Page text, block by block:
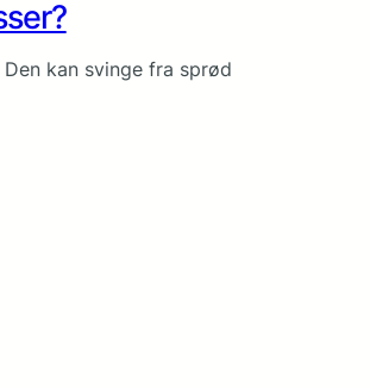
kan svinge fra sprød